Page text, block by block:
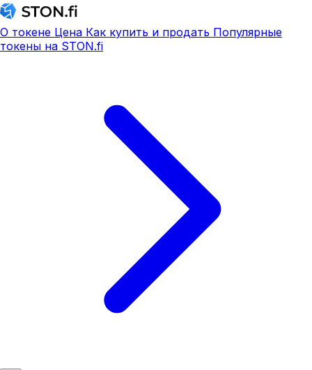
О токене Цена Как купить и продать Популярные
токены на STON.fi